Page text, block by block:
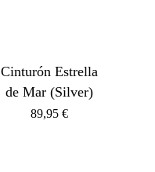
Cinturón Estrella
de Mar (Silver)
89,95€